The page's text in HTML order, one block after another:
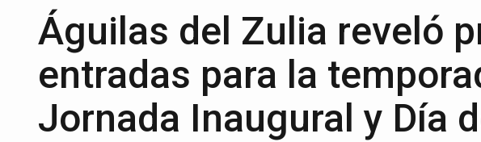
Águilas del Zulia reveló
entradas para la
Jornada Inaugural y Día